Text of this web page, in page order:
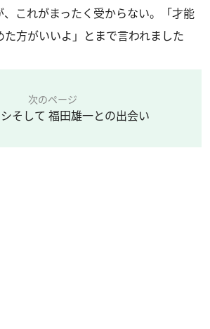
、これがまったく受からない。「才能
方がいいよ」とまで言われました
次のページ
そして 福田雄一との出会い